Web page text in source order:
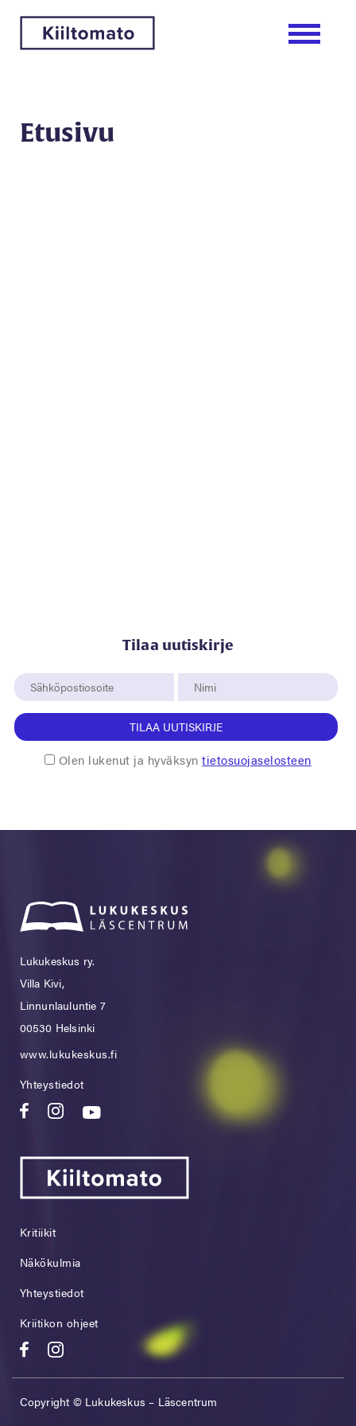
Etusivu
Tilaa uutiskirje
TILAA UUTISKIRJE
Olen lukenut ja hyväksyntietosuojaselosteen
Lukukeskus ry.
Villa Kivi,
Linnunlauluntie 7
00530 Helsinki
www.lukukeskus.fi
Yhteystiedot
Kritiikit
Näkökulmia
Yhteystiedot
Kriitikon ohjeet
Copyright © Lukukeskus – Läscentrum